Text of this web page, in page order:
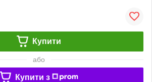
Купити
або
Купити з